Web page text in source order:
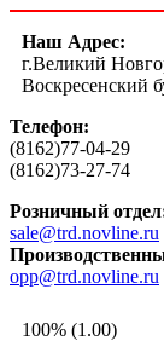
Наш Адрес:
г.Великий
Воскресенский
Телефон:
(8162)77-04-29
(8162)73-27-74
Розничный
sale@trd.novline.ru
opp@trd.novline.ru
100% (1.00)